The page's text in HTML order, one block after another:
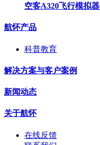
空客A320飞行模拟
航怀产品
科普教育
解决方案与客户案例
新闻动态
关于航怀
在线反馈